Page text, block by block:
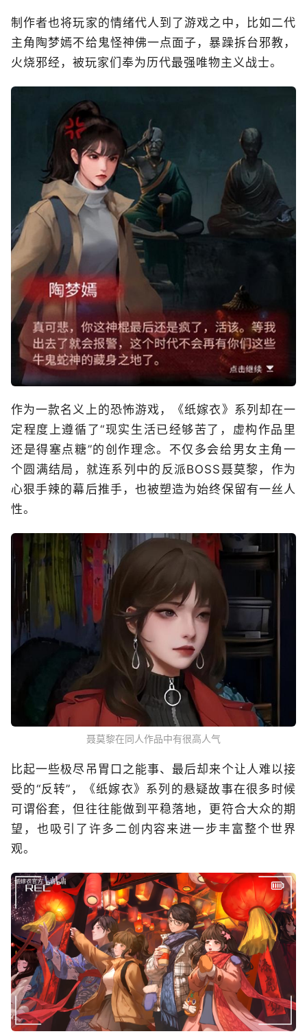
制作者也将玩家的情绪代人到了游戏之中，比如二代
主角陶梦嫣不给鬼怪神佛一点面子，暴躁拆台邪教，
火烧邪经，被玩家们奉为历代最强唯物主义战士。
作为一款名义上的恐怖游戏，《纸嫁衣》系列却在一
定程度上遵循了“现实生活已经够苦了，虚构作品里
还是得塞点糖”的创作理念。不仅多会给男女主角一
个圆满结局，就连系列中的反派BOSS聂莫黎，作为
心狠手辣的幕后推手，也被塑造为始终保留有一丝人
性。
聂莫黎在同人作品中有很高人气
比起一些极尽吊胃口之能事、最后却来个让人难以接
受的“反转”，《纸嫁衣》系列的悬疑故事在很多时候
可谓俗套，但往往能做到平稳落地，更符合大众的期
望，也吸引了许多二创内容来进一步丰富整个世界
观。